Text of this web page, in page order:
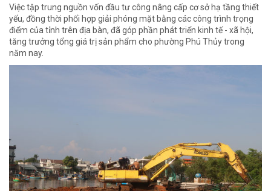
Việc tập trung nguồn vốn đầu tư công nâng cấp cơ sở hạ tầng thiết
yếu, đồng thời phối hợp giải phóng mặt bằng các công trình trọng
điểm của tỉnh trên địa bàn, đã góp phần phát triển kinh tế - xã hội,
tăng trưởng tổng giá trị sản phẩm cho phường Phú Thủy trong
năm nay.